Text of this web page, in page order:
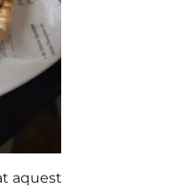
aquest